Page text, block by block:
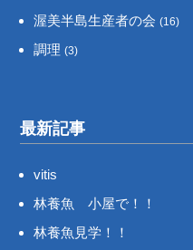
渥美半島生産者の会(16)
調理(3)
最新記事
vitis
林養魚 小屋で！！
林養魚見学！！